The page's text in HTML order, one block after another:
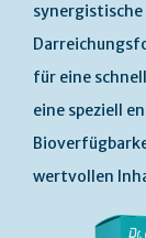
synergistische
für eine
eine speziell
wertvollen